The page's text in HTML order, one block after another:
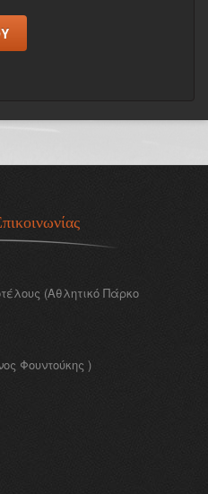
(Αθλητικό Πάρκο
Φουντούκης )